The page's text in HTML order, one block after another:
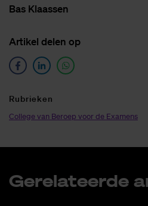
Bas Klaas­sen
Ar­ti­kel de­len op
Ru­brie­ken
College van Beroep voor de Examens
Ge­re­la­teer­de